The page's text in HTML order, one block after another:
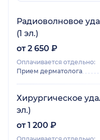
Радиоволновое
(1 эл.)
от 2 650 ₽
Оплачивается отдельно:
Прием дерматолога
Хирургическое
эл.)
от 1 200 ₽